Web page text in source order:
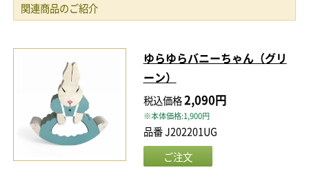
関連商品のご紹介
ゆらゆらバニーちゃん（グリ
ーン）
税込価格2,090円
※本体価格:1,900円
品番 J202201UG